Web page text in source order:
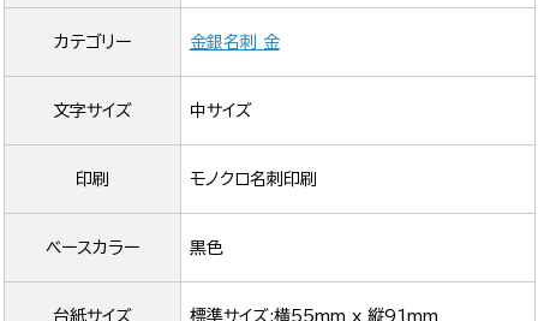
カテゴリー 金銀名刺 金
文字サイズ 中サイズ
印刷 モノクロ名刺印刷
ベースカラー 黒色
台紙サイズ 標準サイズ:横55mm x 縦91mm